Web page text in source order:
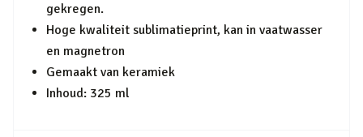
gekregen.
Hoge kwaliteit sublimatieprint, kan in vaatwasser
en magnetron
Gemaakt van keramiek
Inhoud: 325 ml